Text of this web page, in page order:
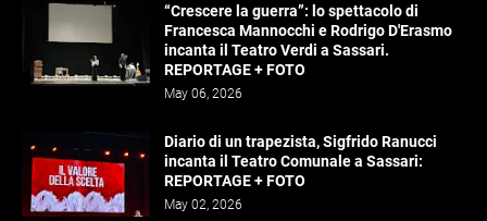
“Crescere la guerra”: lo spettacolo di
Francesca Mannocchi e Rodrigo D'Erasmo
incanta il Teatro Verdi a Sassari.
REPORTAGE + FOTO
May 06, 2026
Diario di un trapezista, Sigfrido Ranucci
incanta il Teatro Comunale a Sassari:
REPORTAGE + FOTO
May 02, 2026